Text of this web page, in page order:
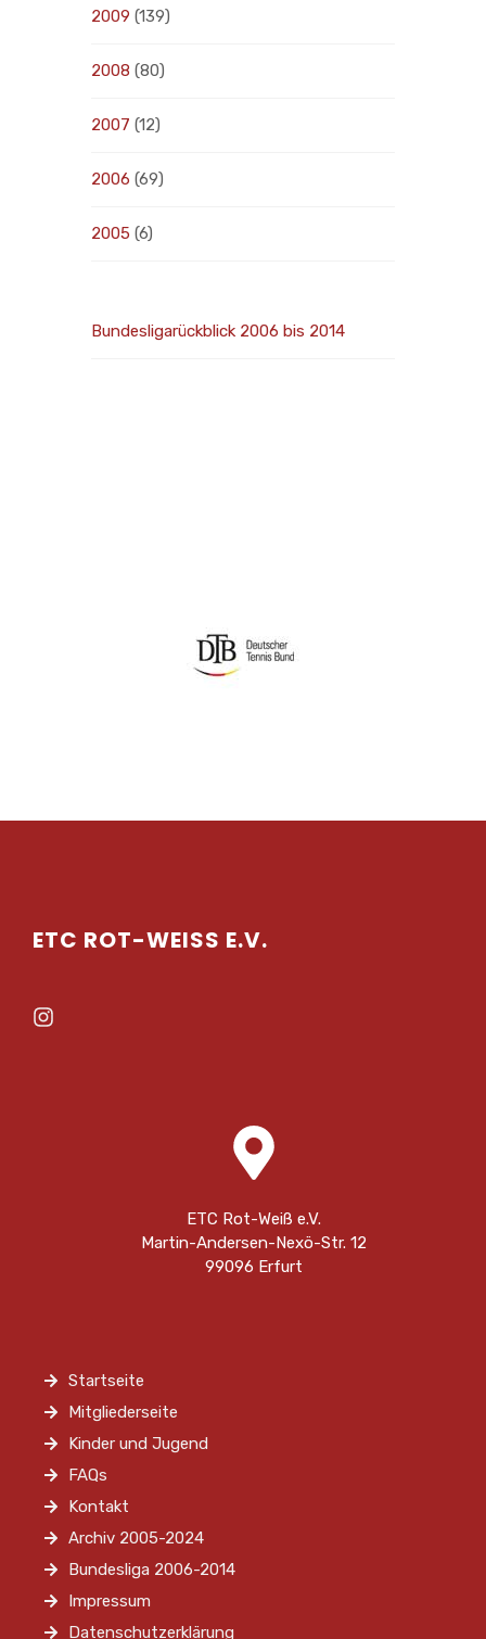
2009 (139)
2008 (80)
2007 (12)
2006 (69)
2005 (6)
Bundesligarückblick 2006 bis 2014
ETC ROT-WEISS E.V.
ETC Rot-Weiß e.V.
Martin-Andersen-Nexö-Str. 12
99096 Erfurt
Startseite
Mitgliederseite
Kinder und Jugend
FAQs
Kontakt
Archiv 2005-2024
Bundesliga 2006-2014
Impressum
Datenschutzerklärung